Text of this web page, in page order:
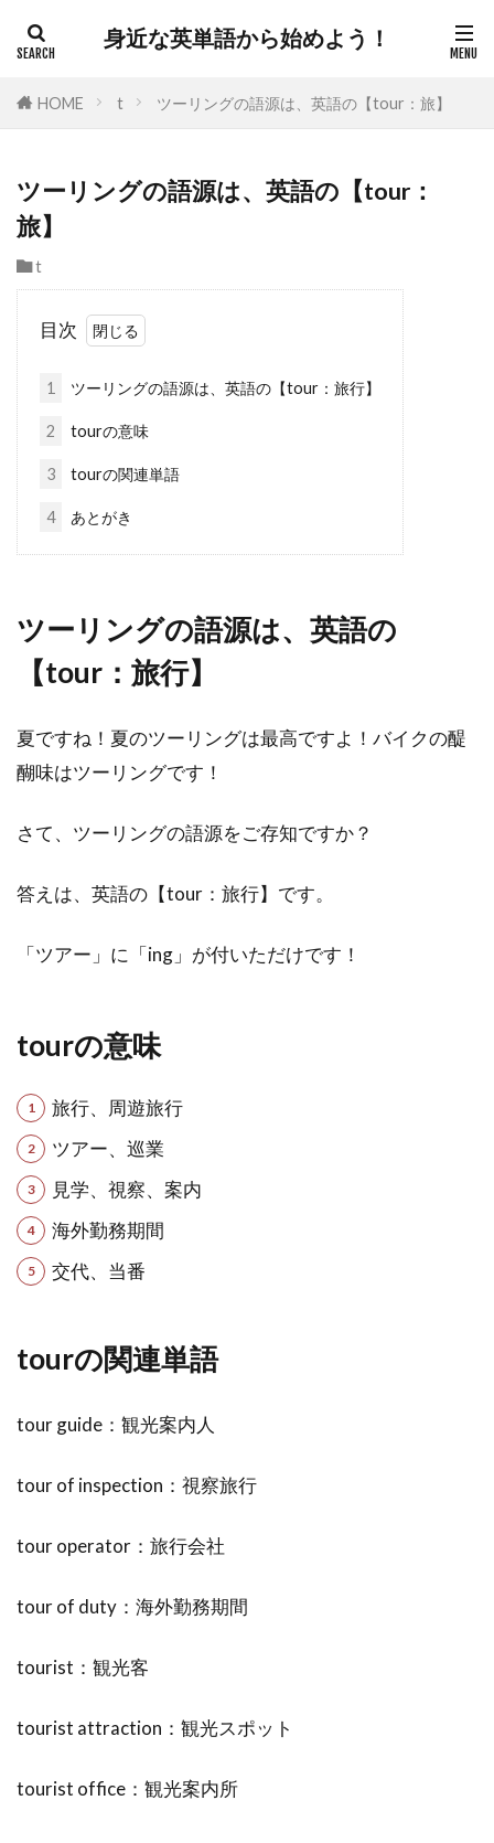
身近な英単語から始めよう！
HOME t ツーリングの語源は、英語の【tour：旅】
ツーリングの語源は、英語の【tour：
旅】
t
目次
1 ツーリングの語源は、英語の【tour：旅行】
2 tourの意味
3 tourの関連単語
4 あとがき
ツーリングの語源は、英語の
【tour：旅行】
夏ですね！夏のツーリングは最高ですよ！バイクの醍
醐味はツーリングです！
さて、ツーリングの語源をご存知ですか？
答えは、英語の【tour：旅行】です。
「ツアー」に「ing」が付いただけです！
tourの意味
旅行、周遊旅行
ツアー、巡業
見学、視察、案内
海外勤務期間
交代、当番
tourの関連単語
tour guide：観光案内人
tour of inspection：視察旅行
tour operator：旅行会社
tour of duty：海外勤務期間
tourist：観光客
tourist attraction：観光スポット
tourist office：観光案内所